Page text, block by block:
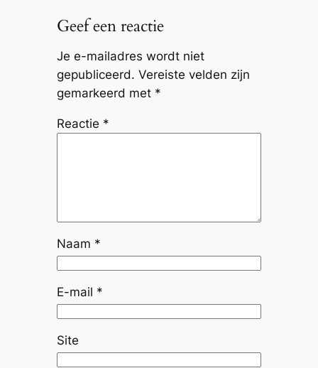
Geef een reactie
Je e-mailadres wordt niet
gepubliceerd. Vereiste velden zijn
gemarkeerd met *
Reactie *
Naam *
E-mail *
Site